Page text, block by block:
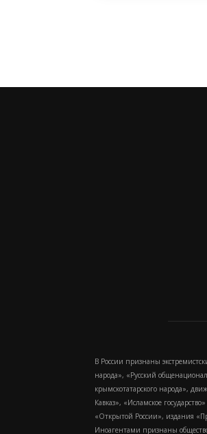
В России признаны
народа», «Русский
крымскотатарского народа»,
Кавказ», «Исламское
«Открытой России», издания
Иноагентами признаны